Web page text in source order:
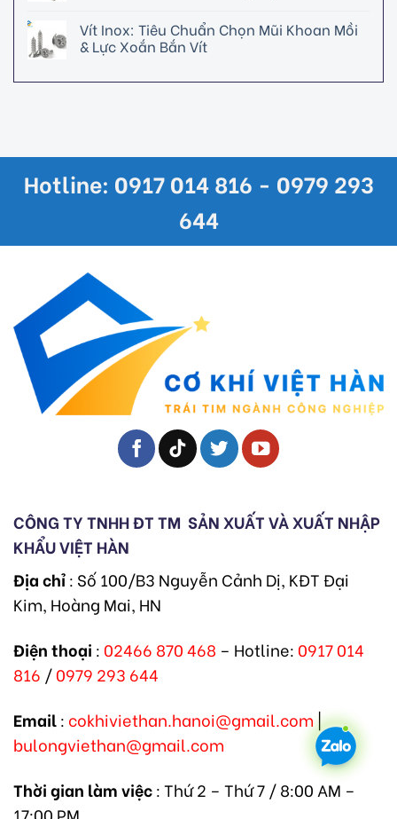
Vít Inox: Tiêu Chuẩn Chọn Mũi Khoan Mồi
& Lực Xoắn Bắn Vít
Hotline: 0917 014 816 - 0979 293
644
CÔNG TY TNHH ĐT TM SẢN XUẤT VÀ XUẤT NHẬP
KHẨU VIỆT HÀN
Địa chỉ: Số 100/B3 Nguyễn Cảnh Dị, KĐT Đại
Kim, Hoàng Mai, HN
Điện thoại : 02466 870 468 – Hotline: 0917 014
816 /0979 293 644
Email: cokhiviethan.hanoi@gmail.com|
bulongviethan@gmail.com
Thời gian làm việc: Thứ 2 – Thứ 7 / 8:00 AM –
17:00 PM